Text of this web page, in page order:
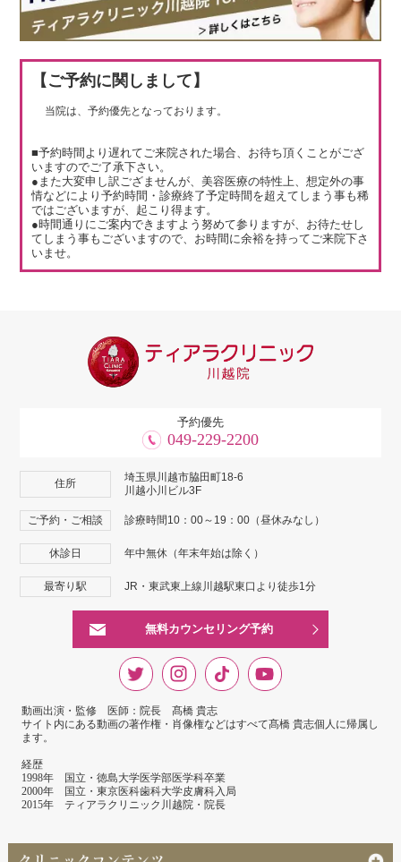
【ご予約に関しまして】
当院は、予約優先となっております。
■予約時間より遅れてご来院された場合、お待ち頂くことがござ
いますのでご了承下さい。
●また大変申し訳ござませんが、美容医療の特性上、想定外の事
情などにより予約時間・診療終了予定時間を超えてしまう事も稀
ではございますが、起こり得ます。
●時間通りにご案内できますよう努めて参りますが、お待たせし
てしまう事もございますので、お時間に余裕を持ってご来院下さ
いませ。
予約優先
049-229-2200
住所
埼玉県川越市脇田町18-6
川越小川ビル3F
ご予約・ご相談 診療時間10：00～19：00（昼休みなし）
休診日 年中無休（年末年始は除く）
最寄り駅 JR・東武東上線川越駅東口より徒歩1分
無料カウンセリング予約
動画出演・監修 医師：院長 髙橋 貴志
サイト内にある動画の著作権・肖像権などはすべて髙橋 貴志個人に帰属し
ます。
経歴
1998年 国立・徳島大学医学部医学科卒業
2000年 国立・東京医科歯科大学皮膚科入局
2015年 ティアラクリニック川越院・院長